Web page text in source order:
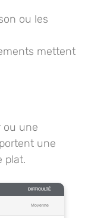
ou les
mettent
ou une
une
plat.
DIFFICULTÉ
Moyenne